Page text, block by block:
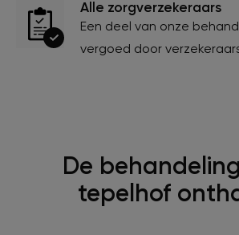
Alle zorgverzekeraars
Een deel van onze
vergoed door
De
tepelhof